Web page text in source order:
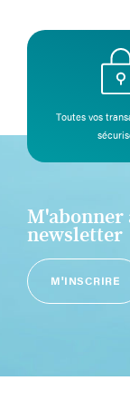
Toutes vos
M'abonner
newsletter
M'INSCRIRE